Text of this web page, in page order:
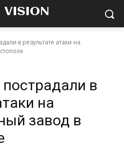
VISION
в результате атаки на
в
на
завод в